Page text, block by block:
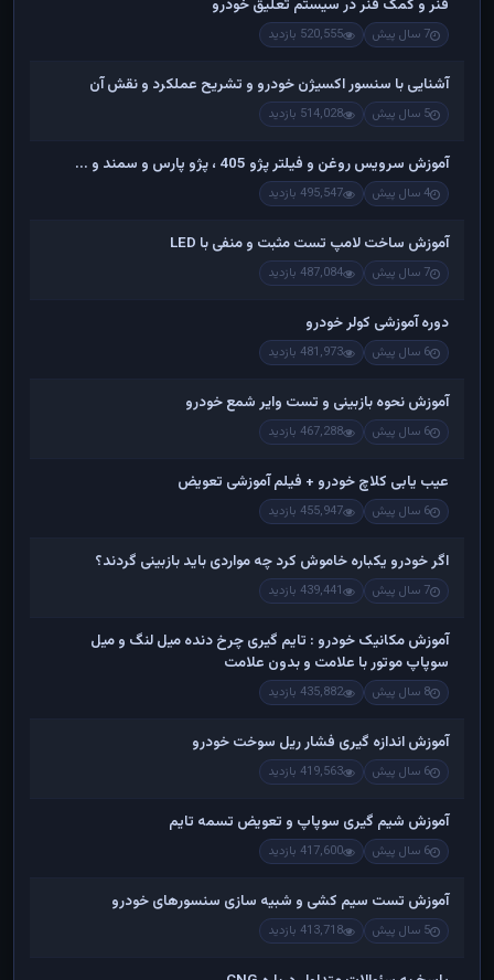
7 سال پیش 520,555 بازدید
آشنایی با سنسور اکسیژن خودرو و تشریح عملکرد و نقش آن
5 سال پیش 514,028 بازدید
آموزش سرویس روغن و فیلتر پژو 405 ، پژو پارس و سمند و ...
4 سال پیش 495,547 بازدید
آموزش ساخت لامپ تست مثبت و منفی با LED
7 سال پیش 487,084 بازدید
دوره آموزشی کولر خودرو
6 سال پیش 481,973 بازدید
آموزش نحوه بازبینی و تست وایر شمع خودرو
6 سال پیش 467,288 بازدید
عیب یابی کلاچ خودرو + فیلم آموزشی تعویض
6 سال پیش 455,947 بازدید
اگر خودرو یکباره خاموش کرد چه مواردی باید بازبینی گردند؟
7 سال پیش 439,441 بازدید
آموزش مکانیک خودرو : تایم گیری چرخ دنده میل لنگ و میل
سوپاپ موتور با علامت و بدون علامت
8 سال پیش 435,882 بازدید
آموزش اندازه گیری فشار ریل سوخت خودرو
6 سال پیش 419,563 بازدید
آموزش شیم گیری سوپاپ و تعویض تسمه تایم
6 سال پیش 417,600 بازدید
آموزش تست سیم کشی و شبیه سازی سنسورهای خودرو
5 سال پیش 413,718 بازدید